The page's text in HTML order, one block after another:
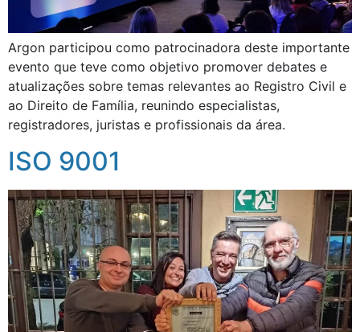
Argon participou como patrocinadora deste importante
evento que teve como objetivo promover debates e
atualizações sobre temas relevantes ao Registro Civil e
ao Direito de Família, reunindo especialistas,
registradores, juristas e profissionais da área.
ISO 9001